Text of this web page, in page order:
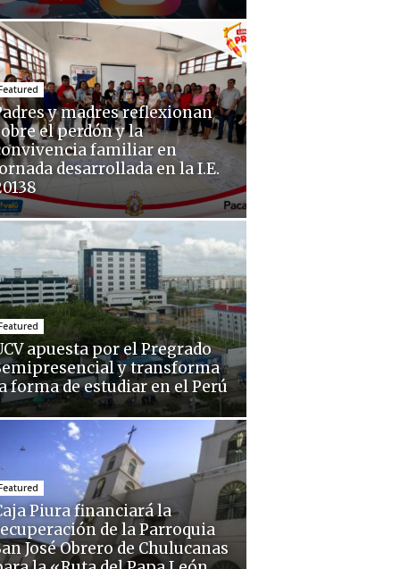
y madres reflexionan
el perdón y la
familiar en
desarrollada en la I.E.
apuesta por el Pregrado
y transforma
forma de estudiar en el Perú
Piura financiará la
de la Parroquia
José Obrero de Chulucanas